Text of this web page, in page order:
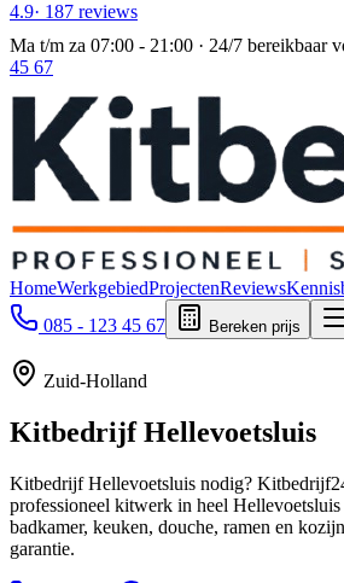
4.9· 187 reviews
Ma t/m za 07:00 - 21:00 · 24/7 bereikbaar
45 67
HomeWerkgebiedProjectenReviews
085 - 123 45 67
Bereken prijs
Zuid-Holland
KitbedrijfHellevoetsluis
Kitbedrijf Hellevoetsluis nodig?
professioneel kitwerk in heel
badkamer, keuken, douche, ramen en
garantie.